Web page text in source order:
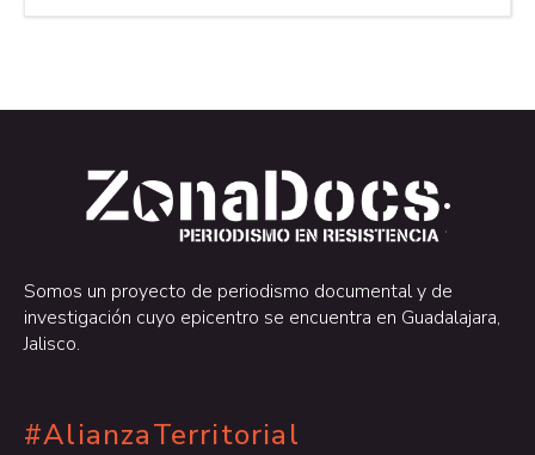
.
.
Somos un proyecto de periodismo documental y de
investigación cuyo epicentro se encuentra en Guadalajara,
Jalisco.
#AlianzaTerritorial